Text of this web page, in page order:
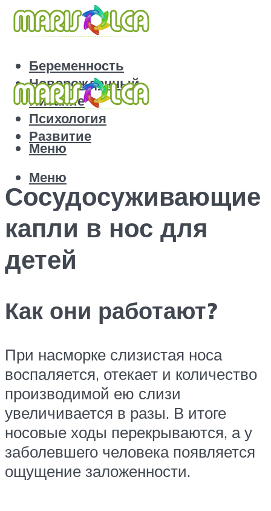
Беременность
Новорожденный
Питание
Психология
Развитие
Меню
Меню
Сосудосуживающие
капли в нос для
детей
Как они работают?
При насморке слизистая носа
воспаляется, отекает и количество
производимой ею слизи
увеличивается в разы. В итоге
носовые ходы перекрываются, а у
заболевшего человека появляется
ощущение заложенности.